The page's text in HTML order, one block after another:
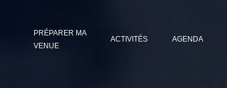
PRÉPARER MA
VENUE
ACTIVITÉS AGENDA